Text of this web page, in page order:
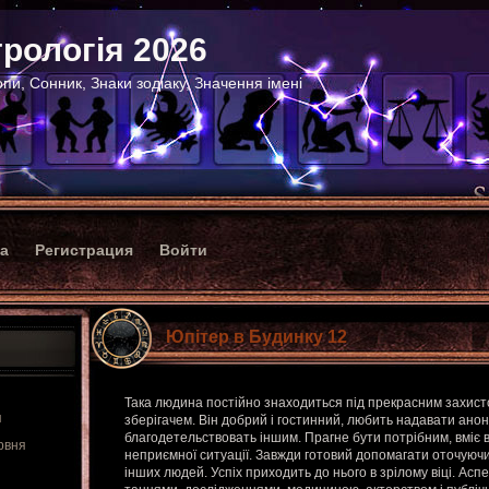
2026
Сонник, Знаки зодіаку, Значення імені
Регистрация Войти
Юпітер в Будинку 12
Така людина постійно знаходиться під прекрасним
зберігачем. Він добрий і гостинний, любить надавати
благодетельствовать іншим. Прагне бути потрібним, вміє
неприємної ситуації. Завжди готовий допомагати
інших людей. Успіх приходить до нього в зрілому віці.